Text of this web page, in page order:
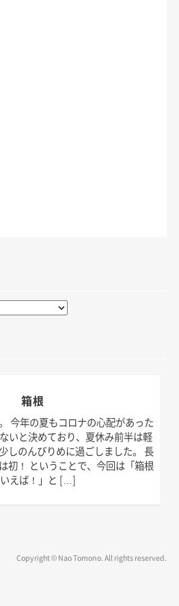
箱根
今年の夏もコロナの心配があった
いと決めており、夏休み前半は軽
しのんびりめに過ごしました。 長
初！ ということで、今回は「箱根
えば！」と […]
Copyright © Nao Tomono. All rights reserved.